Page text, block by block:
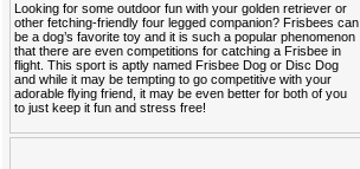
Looking for some outdoor fun with your golden retriever or
other fetching-friendly four legged companion? Frisbees can
be a dog’s favorite toy and it is such a popular phenomenon
that there are even competitions for catching a Frisbee in
flight. This sport is aptly named Frisbee Dog or Disc Dog
and while it may be tempting to go competitive with your
adorable flying friend, it may be even better for both of you
to just keep it fun and stress free!